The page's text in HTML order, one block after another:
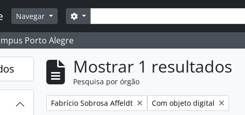
Navegar Pesquisar
Opções de busca
Porto Alegre
Mostrar 1 resultados
Pesquisa por órgão
Remover filtro:
Fabrício Sobrosa Affeldt Remover filtro:
Com objeto digital